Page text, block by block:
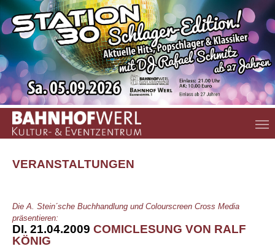
Zum Hauptinhalt springen
VERANSTALTUNGEN
Die A. Stein´sche Buchhandlung und Colourscreen Cross Media
präsentieren:
DI. 21.04.2009 COMICLESUNG VON RALF
KÖNIG